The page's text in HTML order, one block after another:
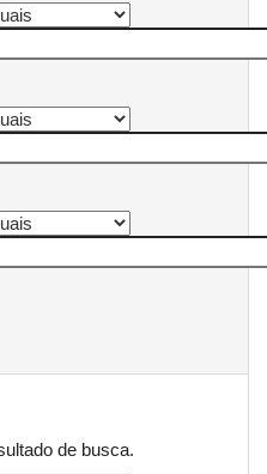
de busca.